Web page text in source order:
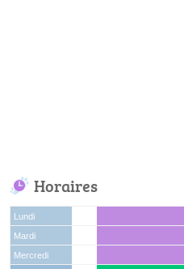
Horaires
Lundi
Mardi
Mercredi